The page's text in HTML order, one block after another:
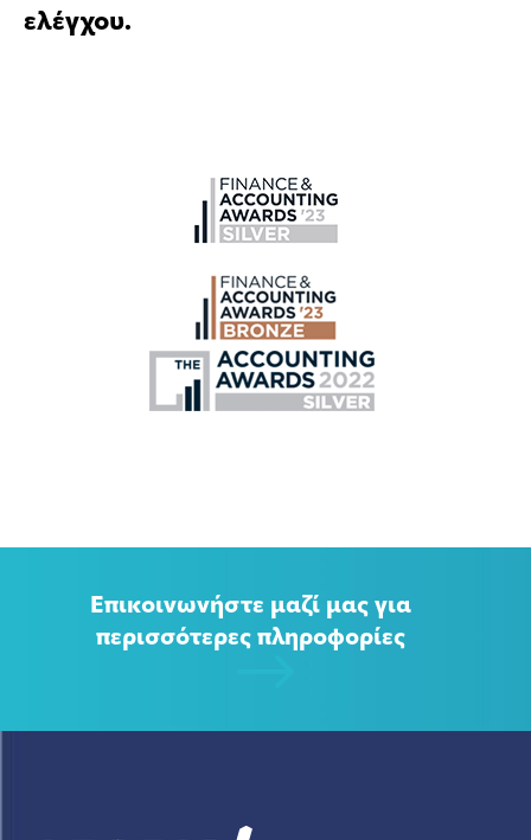
ελέγχου.
Επικοινωνήστε μαζί μας για
περισσότερες πληροφορίες